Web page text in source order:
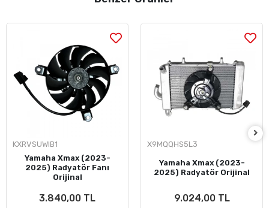
KXRVSUWIB1
Yamaha Xmax (2023-
2025) Radyatör Fanı
Orijinal
3.840,00 TL
X9MQQHS5L3
Yamaha Xmax (2023-
2025) Radyatör Orijinal
9.024,00 TL